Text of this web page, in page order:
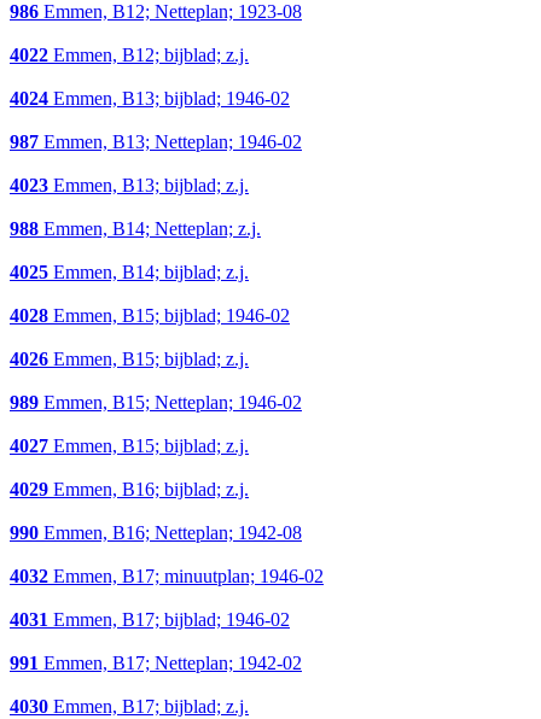
986 Emmen, B12; Netteplan; 1923-08
4022 Emmen, B12; bijblad; z.j.
4024 Emmen, B13; bijblad; 1946-02
987 Emmen, B13; Netteplan; 1946-02
4023 Emmen, B13; bijblad; z.j.
988 Emmen, B14; Netteplan; z.j.
4025 Emmen, B14; bijblad; z.j.
4028 Emmen, B15; bijblad; 1946-02
4026 Emmen, B15; bijblad; z.j.
989 Emmen, B15; Netteplan; 1946-02
4027 Emmen, B15; bijblad; z.j.
4029 Emmen, B16; bijblad; z.j.
990 Emmen, B16; Netteplan; 1942-08
4032 Emmen, B17; minuutplan; 1946-02
4031 Emmen, B17; bijblad; 1946-02
991 Emmen, B17; Netteplan; 1942-02
4030 Emmen, B17; bijblad; z.j.